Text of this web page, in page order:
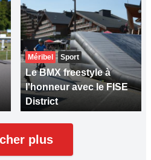
Méribel Sport
Le BMX freestyle à
l'honneur avec le FISE
District
plus